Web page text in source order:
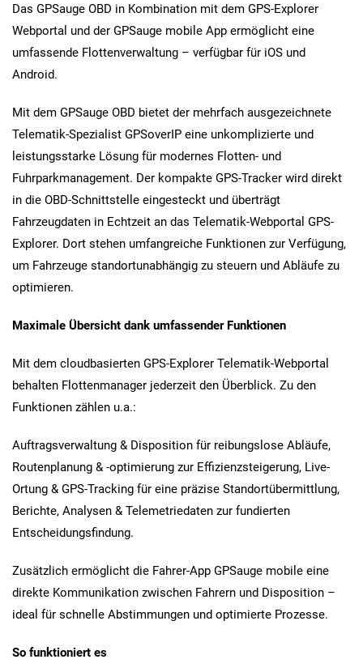
Das GPSauge OBD in Kombination mit dem GPS-Explorer
Webportal und der GPSauge mobile App ermöglicht eine
umfassende Flottenverwaltung – verfügbar für iOS und
Android.
Mit dem GPSauge OBD bietet der mehrfach ausgezeichnete
Telematik-Spezialist GPSoverIP eine unkomplizierte und
leistungsstarke Lösung für modernes Flotten- und
Fuhrparkmanagement. Der kompakte GPS-Tracker wird direkt
in die OBD-Schnittstelle eingesteckt und überträgt
Fahrzeugdaten in Echtzeit an das Telematik-Webportal GPS-
Explorer. Dort stehen umfangreiche Funktionen zur Verfügung,
um Fahrzeuge standortunabhängig zu steuern und Abläufe zu
optimieren.
Maximale Übersicht dank umfassender Funktionen
Mit dem cloudbasierten GPS-Explorer Telematik-Webportal
behalten Flottenmanager jederzeit den Überblick. Zu den
Funktionen zählen u.a.:
Auftragsverwaltung & Disposition für reibungslose Abläufe,
Routenplanung & -optimierung zur Effizienzsteigerung, Live-
Ortung & GPS-Tracking für eine präzise Standortübermittlung,
Berichte, Analysen & Telemetriedaten zur fundierten
Entscheidungsfindung.
Zusätzlich ermöglicht die Fahrer-App GPSauge mobile eine
direkte Kommunikation zwischen Fahrern und Disposition –
ideal für schnelle Abstimmungen und optimierte Prozesse.
So funktioniert es